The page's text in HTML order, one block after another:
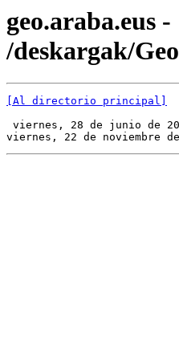
geo.araba.eus -
/deskargak/
[Al directorio principal]
viernes, 28 de junio de
viernes, 22 de